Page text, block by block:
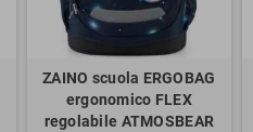
ZAINO scuola ERGOBAG
ergonomico FLEX
regolabile ATMOSBEAR